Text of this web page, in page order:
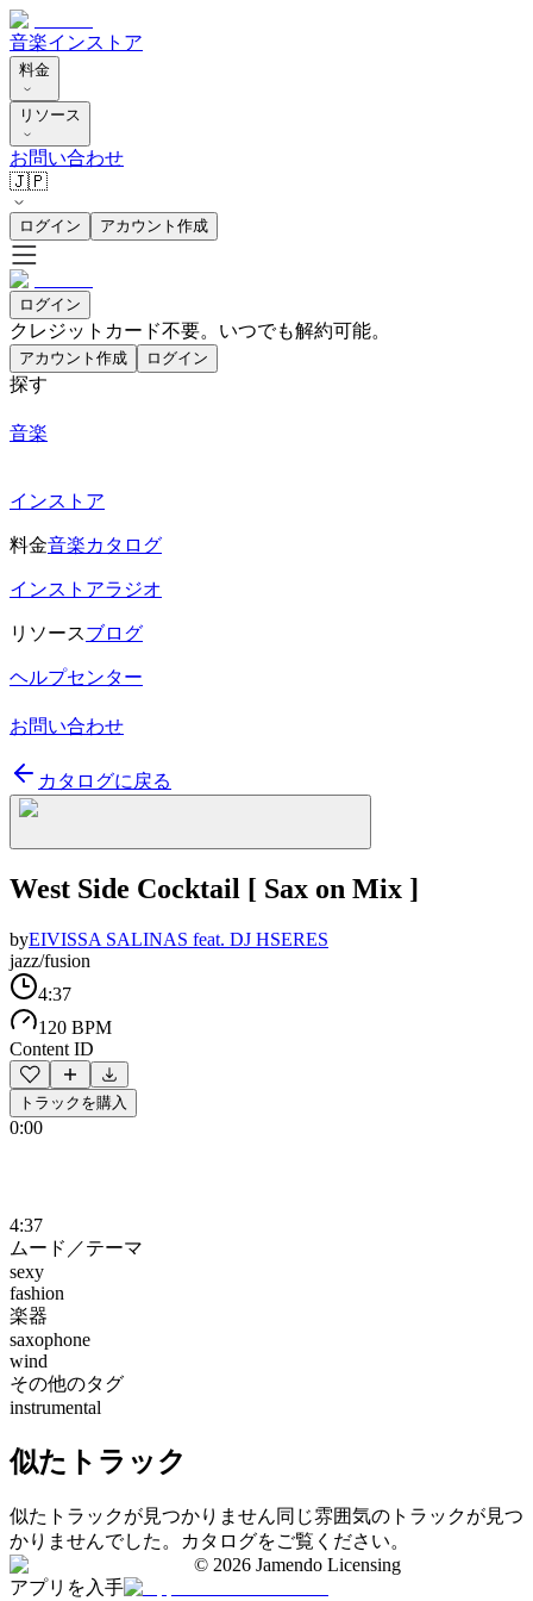
音楽インストア
料金
リソース
お問い合わせ
🇯🇵
ログイン アカウント作成
ログイン
クレジットカード不要。いつでも解約可能。
アカウント作成 ログイン
探す
音楽
インストア
料金音楽カタログ
インストアラジオ
リソースブログ
ヘルプセンター
お問い合わせ
カタログに戻る
West Side Cocktail [ Sax on Mix ]
byEIVISSA SALINAS feat. DJ HSERES
jazz/fusion
4:37
120 BPM
Content ID
トラックを購入
0:00
4:37
ムード／テーマ
sexy
fashion
楽器
saxophone
wind
その他のタグ
instrumental
似たトラック
似たトラックが見つかりません同じ雰囲気のトラックが見つ
かりませんでした。カタログをご覧ください。
© 2026 Jamendo Licensing
アプリを入手